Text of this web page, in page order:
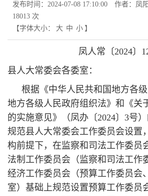
发布时间：2024-07-08 17:10:00 作者：凤
18013 次
【字体大小：
大 中 小 】
凤人常〔2024〕
县人大常委会各委室：
根据《中华人民共和国地方各
地方各级人民政府组织法》和《关
的实施意见》（凤办〔2024〕3号
规范县人大常委会工作委员会设置
构前提下，在监察和司法工作委员
法制工作委员会（监察和司法工作
经济工作委员会（预算工作委员会
室）基础上规范设置预算工作委员